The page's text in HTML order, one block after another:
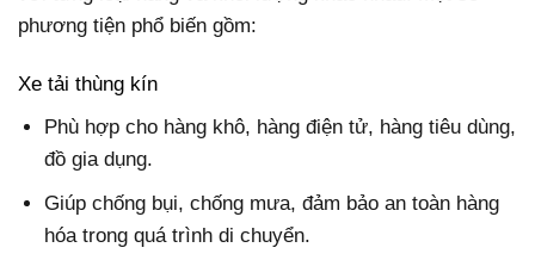
phương tiện phổ biến gồm:
Xe tải thùng kín
Phù hợp cho hàng khô, hàng điện tử, hàng tiêu dùng,
đồ gia dụng.
Giúp chống bụi, chống mưa, đảm bảo an toàn hàng
hóa trong quá trình di chuyển.